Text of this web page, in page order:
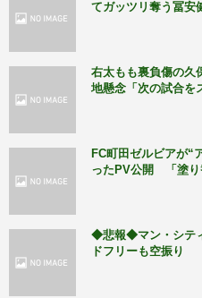
てガッツリ奪う冨安
右太もも裏負傷の久
地懸念「次の試合を
FC町田ゼルビアが“
ったPV公開 「塗り
◆悲報◆マン・シテ
ドフリーも空振り